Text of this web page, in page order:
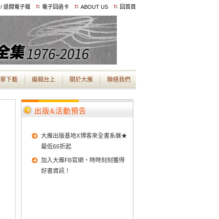
退閱電子報 電子回函卡 ABOUT US 回首頁
下載 編輯台上 關於大雁 聯絡我們
出版&活動預告
大雁出版基地X博客來全書系展★
最低66折起
加入大雁FB官網，時時刻刻獲得
好書資訊！